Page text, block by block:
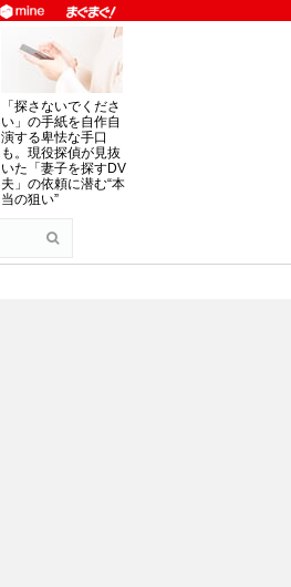
「探さないでくださ
い」の手紙を自作自
演する卑怯な手口
も。現役探偵が見抜
いた「妻子を探すDV
夫」の依頼に潜む“本
当の狙い”